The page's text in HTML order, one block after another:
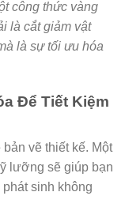
công thức vàng
là cắt giảm vật
là sự tối ưu hóa
Để Tiết Kiệm
vẽ thiết kế. Một
lưỡng sẽ giúp bạn
sinh không